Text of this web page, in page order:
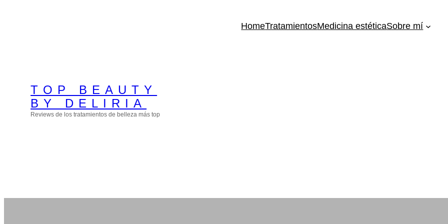
TOP BEAUTY
BY DELIRIA
Reviews de los tratamientos de belleza más top
HomeTratamientosMedicina estéticaSobre mí